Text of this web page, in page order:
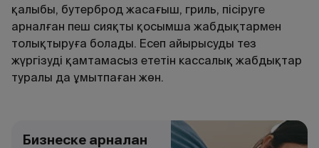
қалыбы, бутерброд жасағыш, гриль, пісіруге
арналған пеш сияқты қосымша жабдықтармен
толықтыруға болады. Есеп айырысуды тез
жүргізуді қамтамасыз ететін кассалық жабдықтар
туралы да ұмытпаған жөн.
Бизнеске арналған